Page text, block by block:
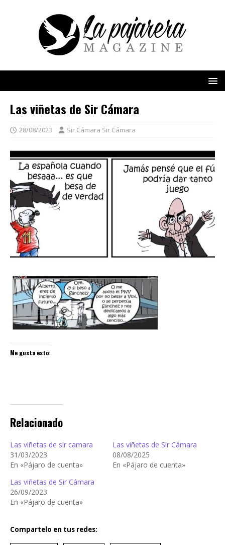
Las viñetas de Sir Cámara
28/08/2023 Sir Cámara Sir Cámara
Me gusta esto:
Relacionado
Las viñetas de sir camara
31/03/2023
En «Pájaro de cuenta»
Las viñetas de Sir Cámara
08/08/2025
En «Pájaro de cuenta»
Las viñetas de Sir Cámara
26/09/2023
En «Pájaro de cuenta»
Compartelo en tus redes: